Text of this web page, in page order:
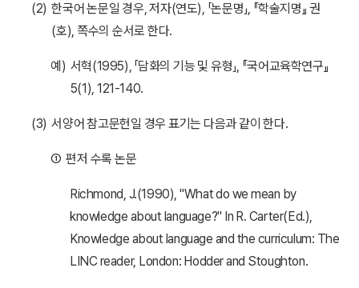
(2) 한국어 논문일 경우, 저자(연도), 「논문명」, 『학술지명』 권
(호), 쪽수의 순서로 한다.
예) 서혁(1995), 「담화의 기능 및 유형」, 『국어교육학연구』
5(1), 121-140.
(3) 서양어 참고문헌일 경우 표기는 다음과 같이 한다.
① 편저 수록 논문
Richmond, J.(1990), "What do we mean by
knowledge about language?" In R. Carter(Ed.),
Knowledge about language and the curriculum: The
LINC reader, London: Hodder and Stoughton.